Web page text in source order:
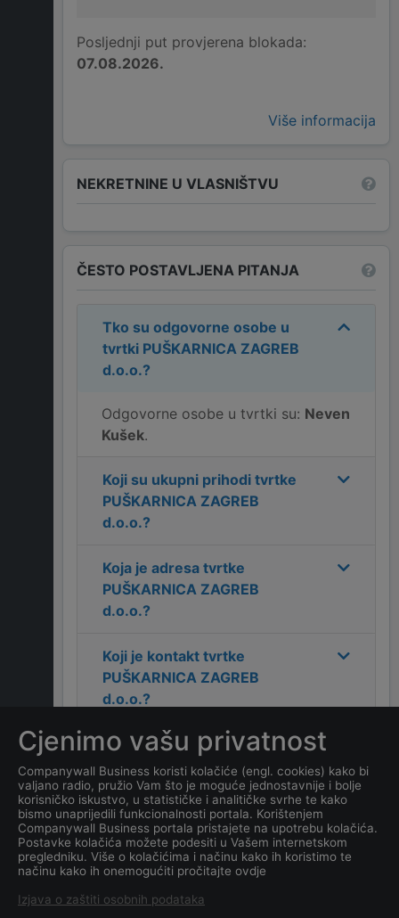
Posljednji put provjerena blokada:
07.08.2026.
Više informacija
NEKRETNINE U VLASNIŠTVU
ČESTO POSTAVLJENA PITANJA
Tko su odgovorne osobe u
tvrtki PUŠKARNICA ZAGREB
d.o.o.?
Odgovorne osobe u tvrtki su: Neven
Kušek.
Koji su ukupni prihodi tvrtke
PUŠKARNICA ZAGREB
d.o.o.?
Koja je adresa tvrtke
PUŠKARNICA ZAGREB
d.o.o.?
Koji je kontakt tvrtke
PUŠKARNICA ZAGREB
d.o.o.?
Koliko ima zaposlenih
kompanijaPUŠKARNICA
ZAGREB d.o.o.?
Koji je datum osnivanja
tvrtkePUŠKARNICA
ZAGREB d.o.o.?
Cjenimo vašu privatnost
Companywall Business koristi kolačiće (engl. cookies) kako bi
valjano radio, pružio Vam što je moguće jednostavnije i bolje
korisničko iskustvo, u statističke i analitičke svrhe te kako
bismo unaprijedili funkcionalnosti portala. Korištenjem
Companywall Business portala pristajete na upotrebu kolačića.
Postavke kolačića možete podesiti u Vašem internetskom
pregledniku. Više o kolačićima i načinu kako ih koristimo te
načinu kako ih onemogućiti pročitajte ovdje
Izjava o zaštiti osobnih podataka